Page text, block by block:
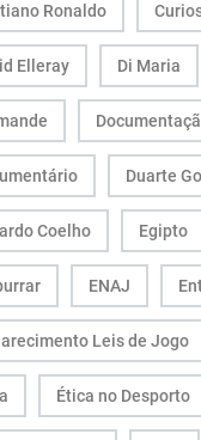
Ronaldo
Elleray Di Maria
Duarte
Coelho Egipto
ENAJ
Leis de Jogo
Ética no Desporto